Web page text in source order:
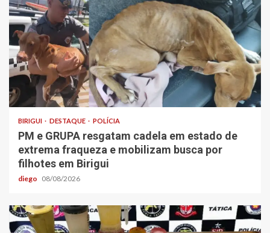
BIRIGUI DESTAQUE POLÍCIA
PM e GRUPA resgatam cadela em estado de
extrema fraqueza e mobilizam busca por
filhotes em Birigui
diego 08/08/2026